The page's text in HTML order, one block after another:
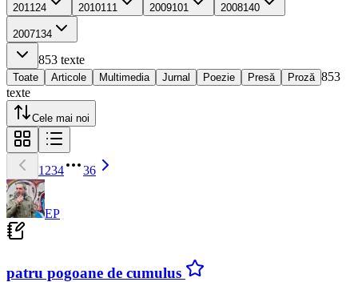
2011 24 2010111 2009101 2008140
2007134
853 texte
Toate Articole Multimedia Jurnal Poezie Presă Proză 853
texte
Cele mai noi
1 234 36
EP
patru pogoane de cumulus